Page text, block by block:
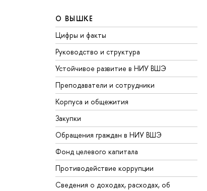
О ВЫШКЕ
Цифры и факты
Руководство и структура
Устойчивое развитие в НИУ ВШЭ
Преподаватели и сотрудники
Корпуса и общежития
Закупки
Обращения граждан в НИУ ВШЭ
Фонд целевого капитала
Противодействие коррупции
Сведения о доходах, расходах, об